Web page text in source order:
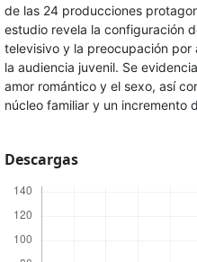
de las 24 producciones
estudio revela la configuración
televisivo y la preocupación por
la audiencia juvenil. Se
amor romántico y el sexo, así
núcleo familiar y un incremento
Descargas